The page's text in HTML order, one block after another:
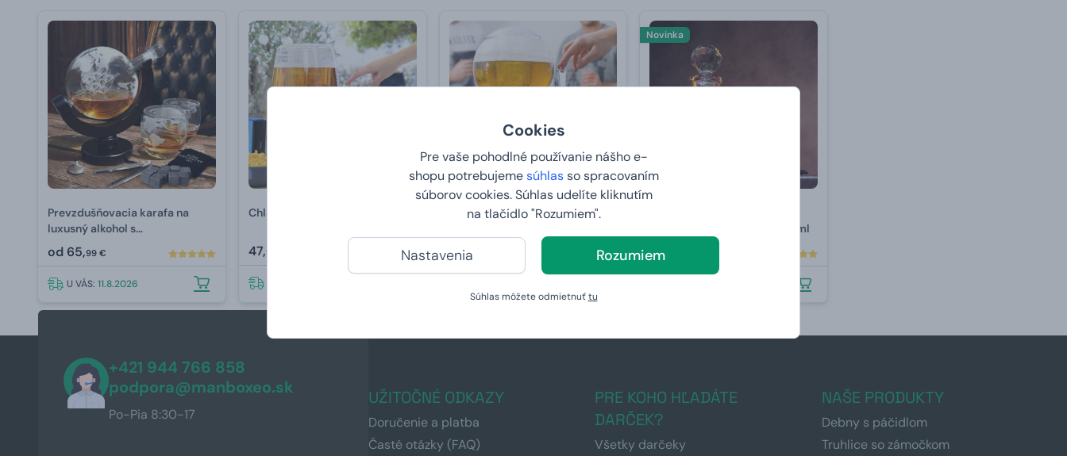
Cookies
Pre vaše pohodlné používanie nášho e-
shopu potrebujemesúhlasso spracovaním
súborov cookies. Súhlas udelíte kliknutím
na tlačidlo "Rozumiem".
Nastavenia Rozumiem
Súhlas môžete odmietnuťtu
Prevzdušňovacia karafa na
luxusný alkohol s
príslušenstvom 850 ml
od 65,99 €
U VÁS: 11.8.2026
Chladiaci domáci výčap
47,99 €
Domáci výčap s chladením
39,99 €
Novinka
skla na luxusný alkohol 800 ml
od
+421 944 766 858
podpora@manboxeo.sk
Po-Pia 8:30-17
UŽITOČNÉ ODKAZY
Doručenie a platba
Časté otázky (FAQ)
PRE KOHO HĽADÁTE
DARČEK?
Všetky darčeky
NAŠE PRODUKTY
Debny s páčidlom
Truhlice so zámočkom